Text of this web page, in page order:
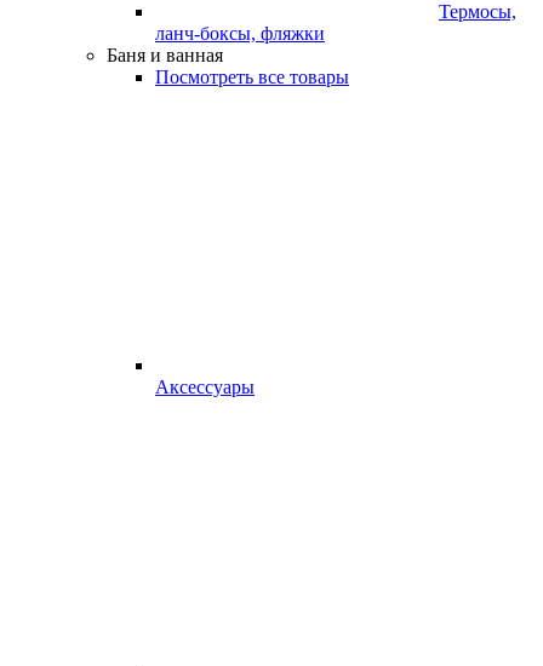
Термосы,
ланч-боксы, фляжки
Баня и ванная
Посмотреть все товары
Аксессуары